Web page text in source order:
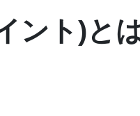
ント)と